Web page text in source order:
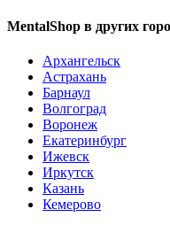
MentalShop в других
Архангельск
Астрахань
Барнаул
Волгоград
Воронеж
Екатеринбург
Ижевск
Иркутск
Казань
Кемерово